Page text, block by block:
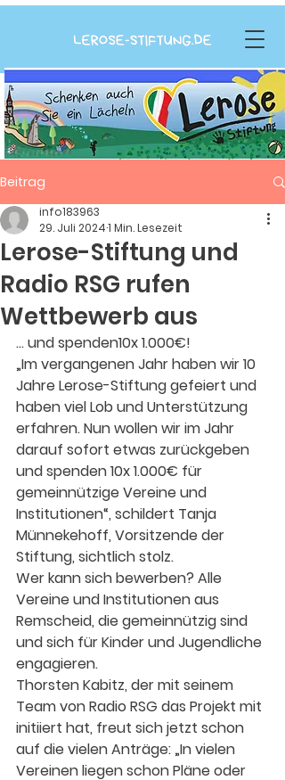
Beitrag
Lerose-Stiftung und
Radio RSG rufen
Wettbewerb aus
info183963
29. Juli 20241 Min. Lesezeit
… und spenden10x 1.000€!
„Im vergangenen Jahr haben wir 10
Jahre Lerose-Stiftung gefeiert und
haben viel Lob und Unterstützung
erfahren. Nun wollen wir im Jahr
darauf sofort etwas zurückgeben
und spenden 10x 1.000€ für
gemeinnützige Vereine und
Institutionen“, schildert Tanja
Münnekehoff, Vorsitzende der
Stiftung, sichtlich stolz.
Wer kann sich bewerben? Alle
Vereine und Institutionen aus
Remscheid, die gemeinnützig sind
und sich für Kinder und Jugendliche
engagieren.
Thorsten Kabitz, der mit seinem
Team von Radio RSG das Projekt mit
initiiert hat, freut sich jetzt schon
auf die vielen Anträge: „In vielen
Vereinen liegen schon Pläne oder